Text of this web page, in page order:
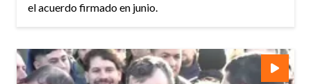
el acuerdo firmado en junio.